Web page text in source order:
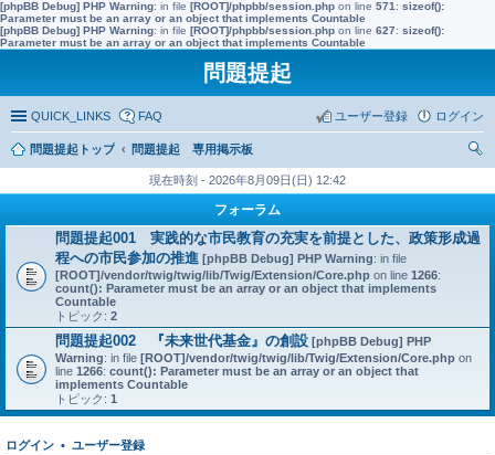
[phpBB Debug] PHP Warning: in file [ROOT]/phpbb/session.php on line 571 : sizeof():
Parameter must be an array or an object that implements Countable
[phpBB Debug] PHP Warning: in file [ROOT]/phpbb/session.php on line 627: sizeof():
Parameter must be an array or an object that implements Countable
問題提起
QUICK_LINKS FAQ ログイン
ユーザー登録
問題提起トップ
問題提起 専用掲示板
現在時刻 - 2026年8月09日(日) 12:42
フォーラム
問題提起001 実践的な市民教育の充実を前提とした、政策形成過
程への市民参加の推進 [phpBB Debug] PHP Warning: in file
[ROOT]/vendor/twig/twig/lib/Twig/Extension/Core.php on line 1266:
count(): Parameter must be an array or an object that implements
Countable
トピック: 2
問題提起002 『未来世代基金』の創設 [phpBB Debug] PHP
Warning: in file [ROOT]/vendor/twig/twig/lib/Twig/Extension/Core.php on
line 1266: count(): Parameter must be an array or an object that
implements Countable
トピック: 1
ログイン • ユーザー登録